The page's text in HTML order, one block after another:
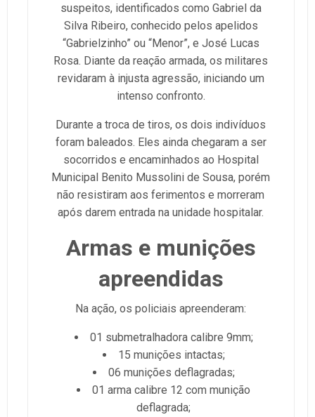
suspeitos, identificados como Gabriel da
Silva Ribeiro, conhecido pelos apelidos
“Gabrielzinho” ou “Menor”, e José Lucas
Rosa. Diante da reação armada, os militares
revidaram à injusta agressão, iniciando um
intenso confronto.
Durante a troca de tiros, os dois indivíduos
foram baleados. Eles ainda chegaram a ser
socorridos e encaminhados ao Hospital
Municipal Benito Mussolini de Sousa, porém
não resistiram aos ferimentos e morreram
após darem entrada na unidade hospitalar.
Armas e munições
apreendidas
Na ação, os policiais apreenderam:
01 submetralhadora calibre 9mm;
15 munições intactas;
06 munições deflagradas;
01 arma calibre 12 com munição
deflagrada;